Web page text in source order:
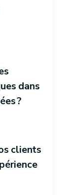
dans
?
clients